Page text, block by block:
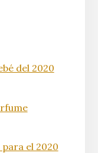
del 2020
el 2020